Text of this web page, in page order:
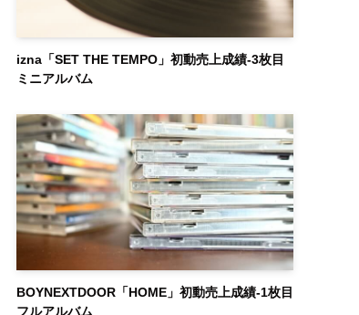
izna「SET THE TEMPO」初動売上成績-3枚目
ミニアルバム
BOYNEXTDOOR「HOME」初動売上成績-1枚目
フルアルバム